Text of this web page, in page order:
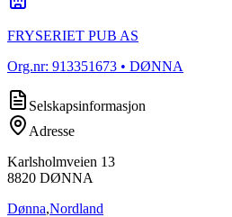
FRYSERIET PUB AS
Org.nr: 913351673 • DØNNA
Selskapsinformasjon
Adresse
Karlsholmveien 13
8820 DØNNA
Dønna,Nordland